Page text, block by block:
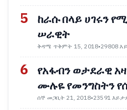
5
ከራሱ በላይ ሀገሩን
ሠራዊት
ቅዳሜ ጥቅምት 15, 2018•29808
6
የአፋብን ወታደራዊ
ሙሉዬ የመንግስትን
ሰኞ መጋቢት 21, 2018•23591